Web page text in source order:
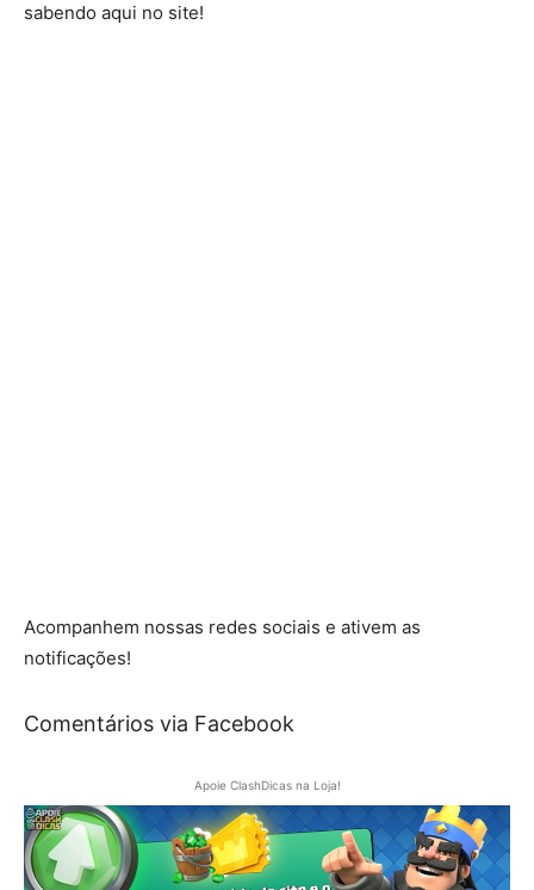
sabendo aqui no site!
Acompanhem nossas redes sociais e ativem as
notificações!
Comentários via Facebook
Apoie ClashDicas na Loja!